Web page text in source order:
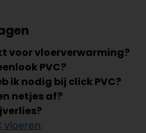
voor vloerverwarming?
PVC?
ik nodig bij click PVC?
netjes af?
vloeren.